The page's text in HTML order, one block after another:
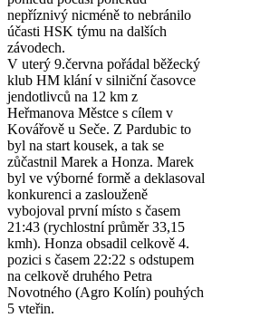
nepříznivý nicméně to nebránilo
účasti HSK týmu na dalších
závodech.
V uterý 9.června pořádal běžecký
klub HM klání v silniční časovce
jendotlivců na 12 km z
Heřmanova Městce s cílem v
Kovářově u Seče. Z Pardubic to
byl na start kousek, a tak se
zůčastnil Marek a Honza. Marek
byl ve výborné formě a deklasoval
konkurenci a zaslouženě
vybojoval první místo s časem
21:43 (rychlostní průměr 33,15
kmh). Honza obsadil celkově 4.
pozici s časem 22:22 s odstupem
na celkově druhého Petra
Novotného (Agro Kolín) pouhých
5 vteřin.